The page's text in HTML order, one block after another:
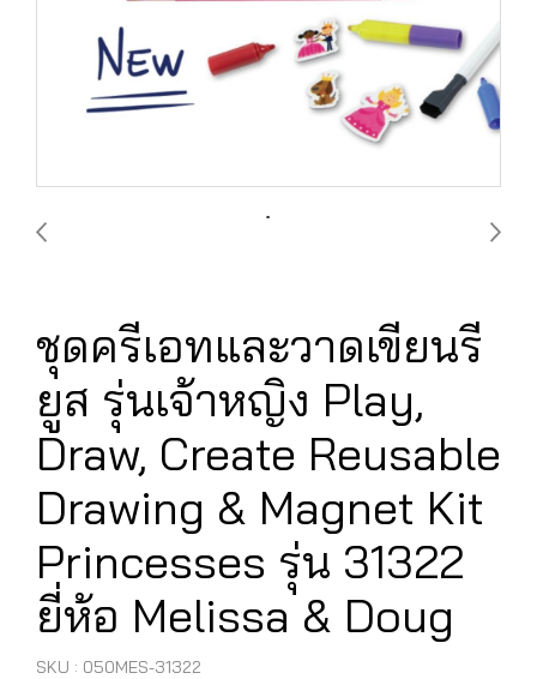
ชุดครีเอทและวาดเขียนรี
ยูส รุ่นเจ้าหญิง Play,
Draw, Create Reusable
Drawing & Magnet Kit
Princesses รุ่น 31322
ยี่ห้อ Melissa & Doug
SKU : 050MES-31322